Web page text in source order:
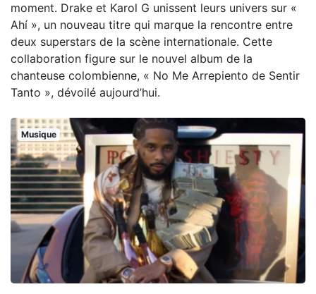
moment. Drake et Karol G unissent leurs univers sur «
Ahí », un nouveau titre qui marque la rencontre entre
deux superstars de la scène internationale. Cette
collaboration figure sur le nouvel album de la
chanteuse colombienne, « No Me Arrepiento de Sentir
Tanto », dévoilé aujourd’hui.
Musique